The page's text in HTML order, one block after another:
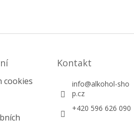
cookies
Kontakt
info@alkohol-sho
p.cz
+420 596 626 090